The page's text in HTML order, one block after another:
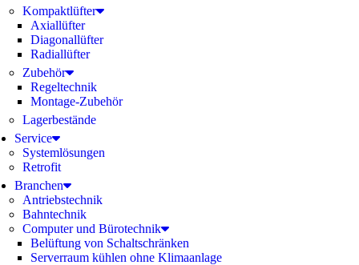
Kompaktlüfter
Axiallüfter
Diagonallüfter
Radiallüfter
Zubehör
Regeltechnik
Montage-Zubehör
Lagerbestände
Service
Systemlösungen
Retrofit
Branchen
Antriebstechnik
Bahntechnik
Computer und Bürotechnik
Belüftung von Schaltschränken
Serverraum kühlen ohne Klimaanlage